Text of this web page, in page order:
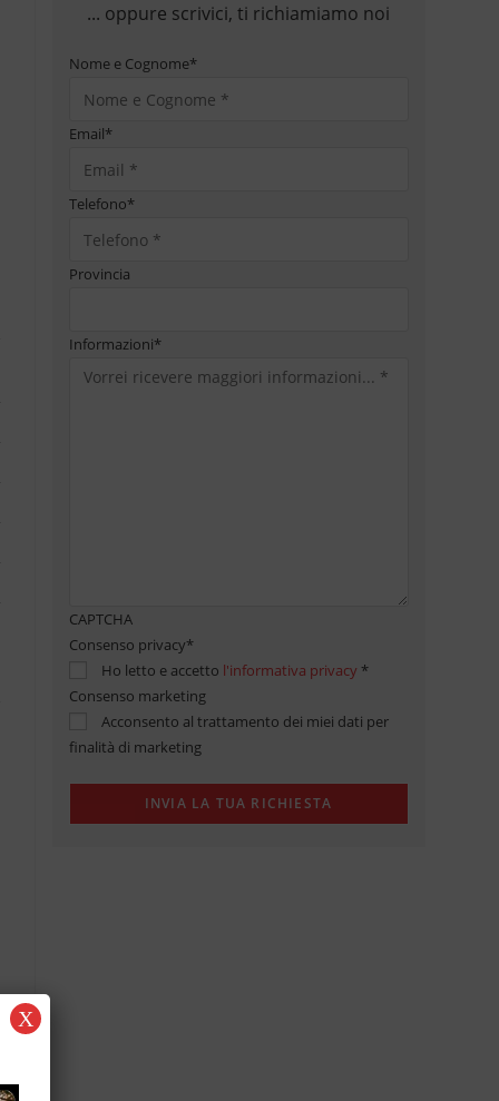
... oppure scrivici, ti richiamiamo noi
Nome e Cognome*
Email*
Telefono*
Provincia
Informazioni*
CAPTCHA
Consenso privacy*
Ho letto e accetto l'informativa privacy *
Consenso marketing
Acconsento al trattamento dei miei dati per
finalità di marketing
X